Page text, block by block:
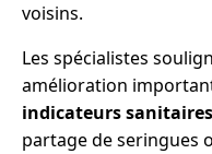
voisins.
Les spécialistes
amélioration
indicateurs sanitaires
partage de seringues